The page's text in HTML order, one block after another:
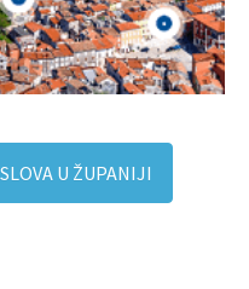
U ŽUPANIJI